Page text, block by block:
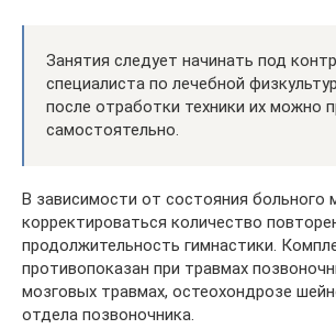
Занятия следует начинать под
специалиста по лечебной
после отработки техники их можно
самостоятельно.
В зависимости от состояния больного
корректироваться количество
продолжительность гимнастики.
противопоказан при травмах
мозговых травмах, остеохондрозе
отдела позвоночника.